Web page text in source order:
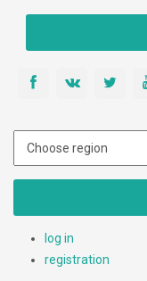
log in
registration